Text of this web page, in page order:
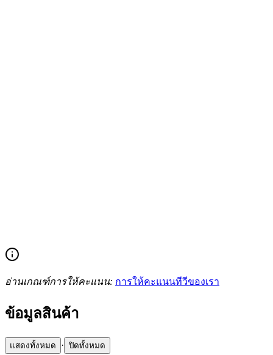
อ่านเกณฑ์การให้คะแนน: การให้คะแนนทีวีของเรา
ข้อมูลสินค้า
แสดงทั้งหมด · ปิดทั้งหมด